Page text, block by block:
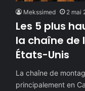
Mekssimed 2 mai
Les 5 plus
la chaîne de
États-Unis
La chaîne de
principalement en